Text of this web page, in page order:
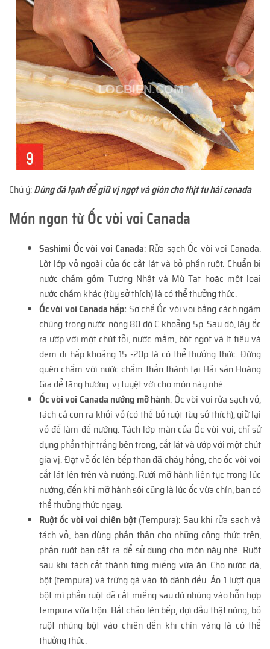
Chú ý:Dùng đá lạnh để giữ vị ngọt và giòn cho thịt tu hài canada
Món ngon từ Ốc vòi voi Canada
Sashimi Ốc vòi voi Canada: Rửa sạch Ốc vòi voi Canada.
Lột lớp vỏ ngoài của ốc cắt lát và bỏ phần ruột. Chuẩn bị
nước chấm gồm Tương Nhật và Mù Tạt hoặc một loại
nước chấm khác (tùy sở thích) là có thể thưởng thức.
Ốc vòi voi Canada hấp: Sơ chế Ốc vòi voi bằng cách ngâm
chúng trong nước nóng 80 độ C khoảng 5p. Sau đó, lấy ốc
ra ướp với một chút tỏi, nước mắm, bột ngọt và ít tiêu và
đem đi hấp khoảng 15 -20p là có thể thưởng thức. Đừng
quên chấm với nước chấm thần thánh tại Hải sản Hoàng
Gia để tăng hương vị tuyệt vời cho món này nhé.
Ốc vòi voi Canada nướng mỡ hành: Ốc vòi voi rửa sạch vỏ,
tách cả con ra khỏi vỏ (có thể bỏ ruột tùy sở thích), giữ lại
vỏ để làm đế nướng. Tách lớp màn của Ốc vòi voi, chỉ sử
dụng phần thịt trắng bên trong, cắt lát và ướp với một chút
gia vị. Đặt vỏ ốc lên bếp than đã cháy hồng, cho ốc vòi voi
cắt lát lên trên và nướng. Rưới mỡ hành liên tục trong lúc
nướng, đến khi mỡ hành sôi cũng là lúc ốc vừa chín, bạn có
thể thưởng thức ngay.
Ruột ốc vòi voi chiên bột(Tempura): Sau khi rửa sạch và
tách vỏ, bạn dùng phần thân cho những công thức trên,
phần ruột bạn cắt ra để sử dụng cho món này nhé. Ruột
sau khi tách cắt thành từng miếng vừa ăn. Cho nước đá,
bột (tempura) và trứng gà vào tô đánh đều. Áo 1 lượt qua
bột mì phần ruột đã cắt miếng sau đó nhúng vào hỗn hợp
tempura vừa trộn. Bắt chảo lên bếp, đợi dầu thật nóng, bỏ
ruột nhúng bột vào chiên đến khi chín vàng là có thể
thưởng thức.